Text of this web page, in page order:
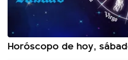
Horóscopo de hoy,